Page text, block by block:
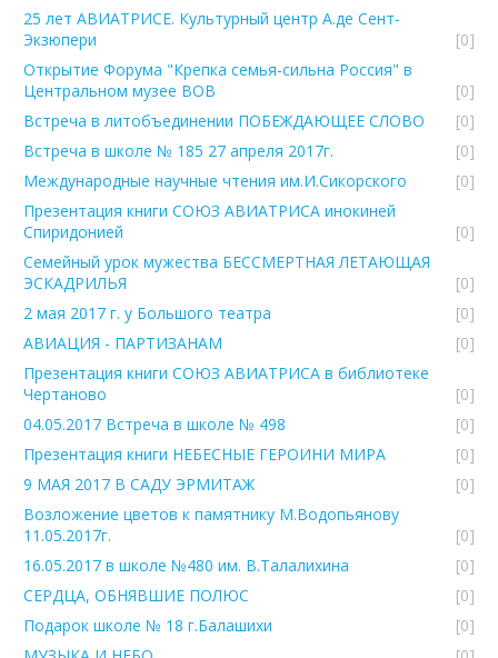
25 лет АВИАТРИСЕ. Культурный центр А.де Сент-
Экзюпери
[0]
Открытие Форума "Крепка семья-сильна Россия" в
Центральном музее ВОВ
[0]
Встреча в литобъединении ПОБЕЖДАЮЩЕЕ СЛОВО
[0]
Встреча в школе № 185 27 апреля 2017г.
[0]
Международные научные чтения им.И.Сикорского
[0]
Презентация книги СОЮЗ АВИАТРИСА инокиней
Спиридонией
[0]
Семейный урок мужества БЕССМЕРТНАЯ ЛЕТАЮЩАЯ
ЭСКАДРИЛЬЯ
[0]
2 мая 2017 г. у Большого театра
[0]
АВИАЦИЯ - ПАРТИЗАНАМ
[0]
Презентация книги СОЮЗ АВИАТРИСА в библиотеке
Чертаново
[0]
04.05.2017 Встреча в школе № 498
[0]
Презентация книги НЕБЕСНЫЕ ГЕРОИНИ МИРА
[0]
9 МАЯ 2017 В САДУ ЭРМИТАЖ
[0]
Возложение цветов к памятнику М.Водопьянову
11.05.2017г.
[0]
16.05.2017 в школе №480 им. В.Талалихина
[0]
СЕРДЦА, ОБНЯВШИЕ ПОЛЮС
[0]
Подарок школе № 18 г.Балашихи
[0]